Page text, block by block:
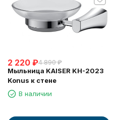
2 220 ₽4 890 ₽
Мыльница KAISER KH-2023
Konus к стене
В наличии